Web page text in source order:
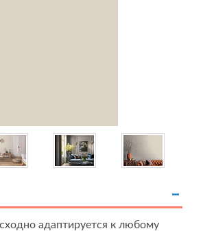
адаптируется к любому